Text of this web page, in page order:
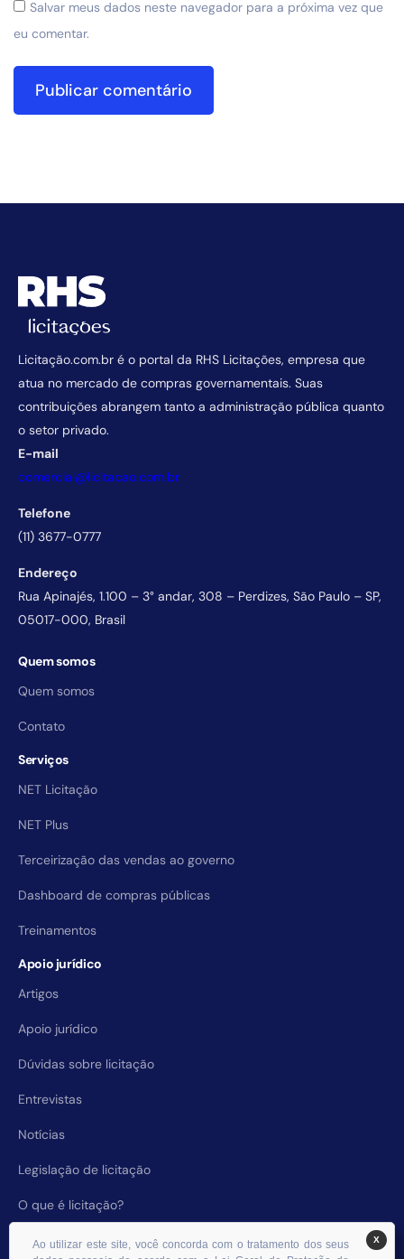
Salvar meus dados neste navegador para a próxima vez que
eu comentar.
Licitação.com.br é o portal da RHS Licitações, empresa que
atua no mercado de compras governamentais. Suas
contribuições abrangem tanto a administração pública quanto
o setor privado.
E-mail
comercial@licitacao.com.br
Telefone
(11) 3677-0777
Endereço
Rua Apinajés, 1.100 – 3° andar, 308 – Perdizes, São Paulo – SP,
05017-000, Brasil
Quem somos
Quem somos
Contato
Serviços
NET Licitação
NET Plus
Terceirização das vendas ao governo
Dashboard de compras públicas
Treinamentos
Apoio jurídico
Artigos
Apoio jurídico
Dúvidas sobre licitação
Entrevistas
Notícias
Legislação de licitação
O que é licitação?
X
Ao utilizar este site, você concorda com o tratamento dos seus